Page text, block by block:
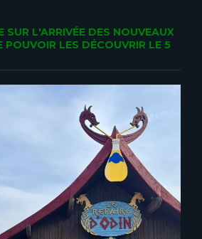
SUR L'ARRIVÉE DES NOUVEAUX
POUVOIR LES DÉCOUVRIR LE 5